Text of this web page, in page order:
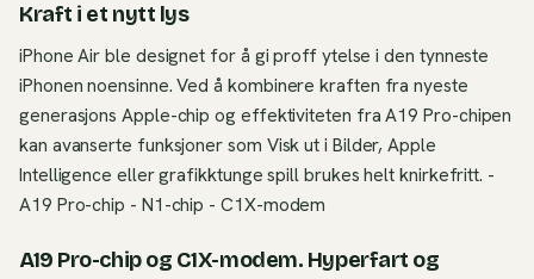
Kraft i et nytt lys
iPhone Air ble designet for å gi proff ytelse i den tynneste
iPhonen noensinne. Ved å kombinere kraften fra nyeste
generasjons Apple-chip og effektiviteten fra A19 Pro-chipen
kan avanserte funksjoner som Visk ut i Bilder, Apple
Intelligence eller grafikktunge spill brukes helt knirkefritt. -
A19 Pro-chip - N1-chip - C1X-modem
A19 Pro-chip og C1X-modem. Hyperfart og